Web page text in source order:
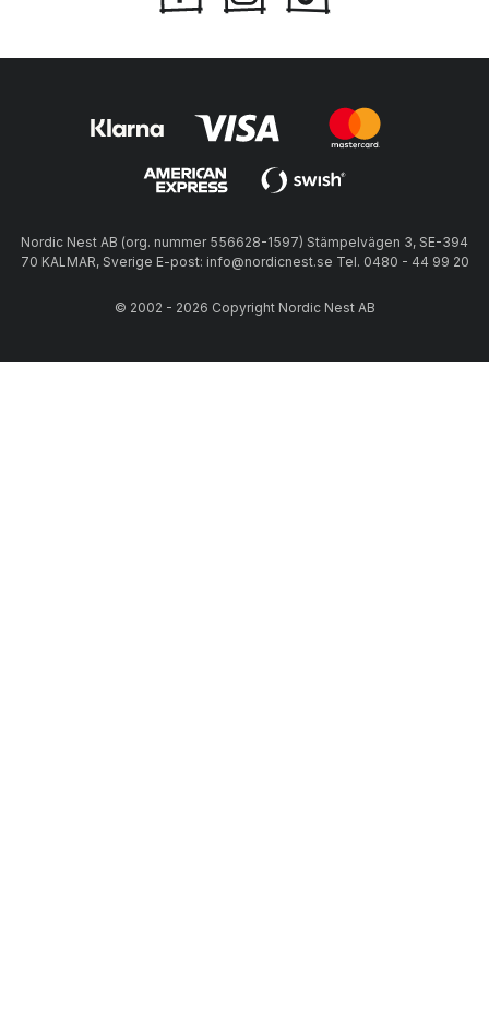
Nordic Nest AB (org. nummer 556628-1597) Stämpelvägen 3, SE-394
70 KALMAR, Sverige E-post: info@nordicnest.se Tel. 0480 - 44 99 20
© 2002 - 2026 Copyright Nordic Nest AB